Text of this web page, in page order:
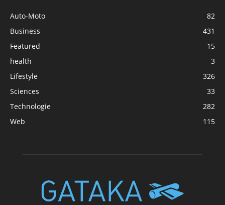
Auto-Moto
82
Business
431
Featured
15
health
3
Lifestyle
326
Sciences
33
Technologie
282
Web
115